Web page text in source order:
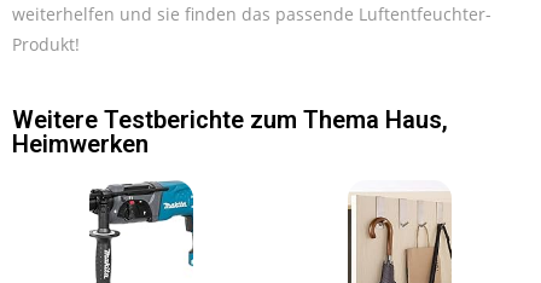
weiterhelfen und sie finden das passende Luftentfeuchter-
Produkt!
Weitere Testberichte zum Thema Haus,
Heimwerken